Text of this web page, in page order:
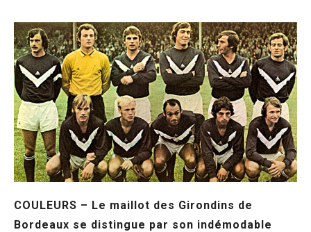
COULEURS – Le maillot des Girondins de
Bordeaux se distingue par son indémodable